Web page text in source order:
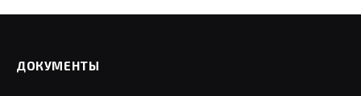
ДОКУМЕНТЫ